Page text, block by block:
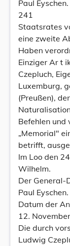
Paul Eyschen.
241
Staatsrates
eine zweite
Haben
Einziger Ar t
Czepluch,
Luxemburg,
(Preußen),
Befehlen und
„Memorial"
betrifft,
Im Loo den
Wilhelm.
Der General-
Paul Eyschen.
Datum der
12.
Die durch
Ludwig